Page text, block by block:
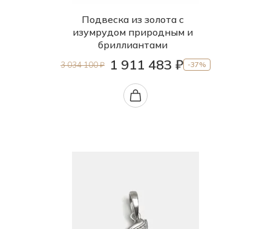
Подвеска из золота с
изумрудом природным и
бриллиантами
3 034 100 ₽ 1 911 483 ₽ -37%